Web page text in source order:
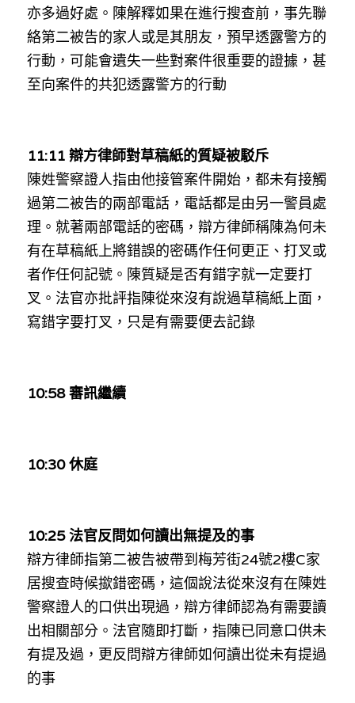
亦多過好處。陳解釋如果在進行搜查前，事先聯
絡第二被告的家人或是其朋友，預早透露警方的
行動，可能會遺失一些對案件很重要的證據，甚
至向案件的共犯透露警方的行動
11:11 辯方律師對草稿紙的質疑被駁斥
陳姓警察證人指由他接管案件開始，都未有接觸
過第二被告的兩部電話，電話都是由另一警員處
理。就著兩部電話的密碼，辯方律師稱陳為何未
有在草稿紙上將錯誤的密碼作任何更正、打叉或
者作任何記號。陳質疑是否有錯字就一定要打
叉。法官亦批評指陳從來沒有說過草稿紙上面，
寫錯字要打叉，只是有需要便去記錄
10:58 審訊繼續
10:30 休庭
10:25 法官反問如何讀出無提及的事
辯方律師指第二被告被帶到梅芳街24號2樓C家
居搜查時候撳錯密碼，這個說法從來沒有在陳姓
警察證人的口供出現過，辯方律師認為有需要讀
出相關部分。法官隨即打斷，指陳已同意口供未
有提及過，更反問辯方律師如何讀出從未有提過
的事